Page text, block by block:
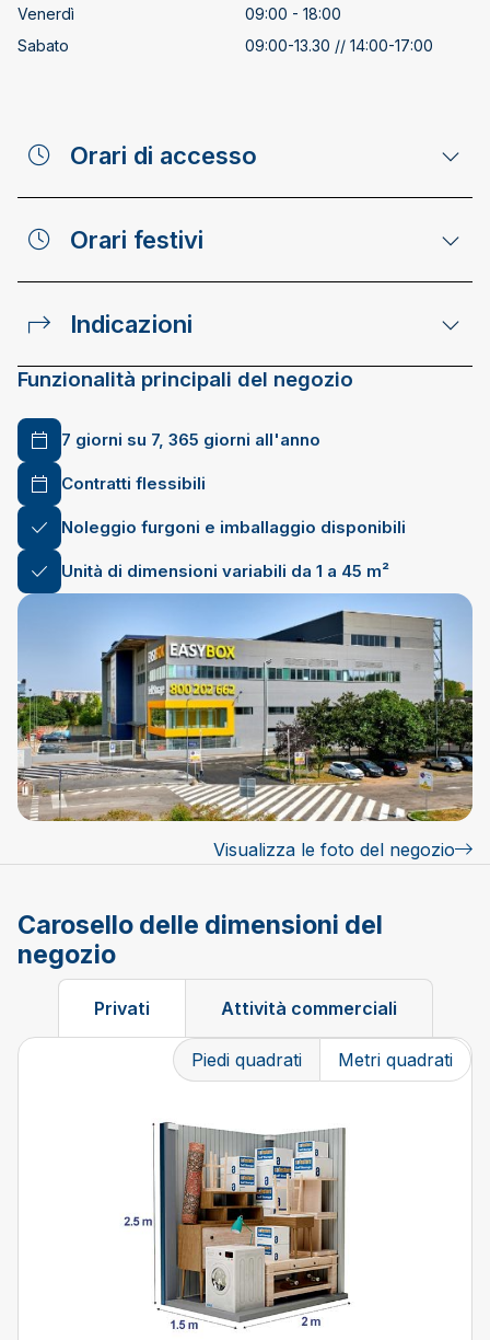
Venerdì
09:00 - 18:00
Sabato
09:00-13.30 // 14:00-17:00
Orari di accesso
Orari festivi
Indicazioni
Funzionalità principali del negozio
7 giorni su 7, 365 giorni all'anno
Contratti flessibili
Noleggio furgoni e imballaggio disponibili
Unità di dimensioni variabili da 1 a 45 m²
Visualizza le foto del negozio
Carosello delle dimensioni del
negozio
Privati Attività commerciali
Piedi quadrati Metri quadrati
Changing the current slide of this carousel will